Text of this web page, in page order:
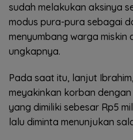
sudah melakukan aksinya
modus pura-pura sebagai
menyumbang warga miskin
ungkapnya.
Pada saat itu, lanjut
meyakinkan korban dengan
yang dimiliki sebesar Rp5
lalu diminta menunjukan